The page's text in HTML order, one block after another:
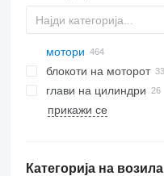
мотори
блокоти на моторот
глави на цилиндри
прикажи се
Категорија на возила